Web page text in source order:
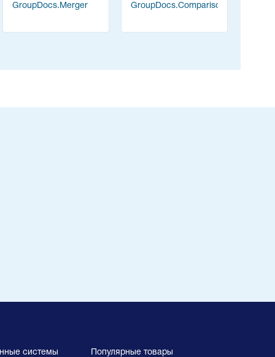
GroupDocs.Merger GroupDocs.Comparison
системы Популярные товары